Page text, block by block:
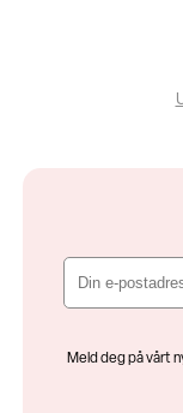
Meld deg på vårt